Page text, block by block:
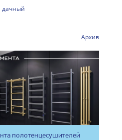
дачный
Архив
полотенцесушителей